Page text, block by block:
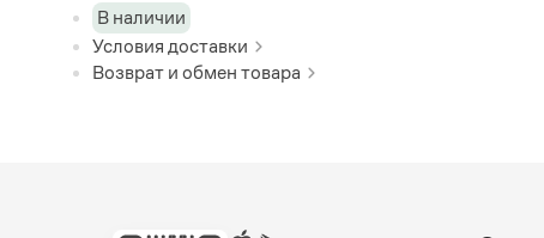
В наличии
Условия доставки
Возврат и обмен товара